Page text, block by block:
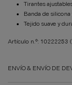
Tirantes
Banda de
Tejido suave y
Artículo n.º: 10222253
ENVÍO & ENVÍO DE